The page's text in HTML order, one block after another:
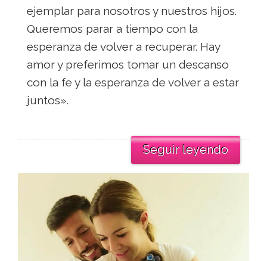
ejemplar para nosotros y nuestros hijos.
Queremos parar a tiempo con la
esperanza de volver a recuperar. Hay
amor y preferimos tomar un descanso
con la fe y la esperanza de volver a estar
juntos».
Seguir leyendo